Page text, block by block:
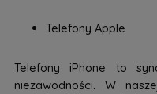
Telefony Apple
Telefony iPhone to
niezawodności. W